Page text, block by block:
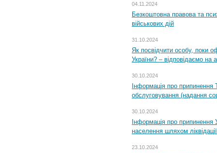
04.11.2024
Безкоштовна правова та
військових дій
31.10.2024
Як посвідчити особу, поки
України? – відповідаємо на
30.10.2024
Інформація про припинення
обслуговування (надання
30.10.2024
Інформація про припинення
населення шляхом ліквідації
23.10.2024